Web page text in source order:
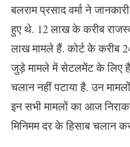
बलराम प्रसाद वर्मा ने
हुए थे. 12 लाख के करीब
लाख मामले हैं. कोर्ट के करीब
जुड़े मामले में सेटलमेंट के लिए है.
चलान नहीं पटाया है. उन
इन सभी मामलों का आज
मिनिमम दर के हिसाब चलान